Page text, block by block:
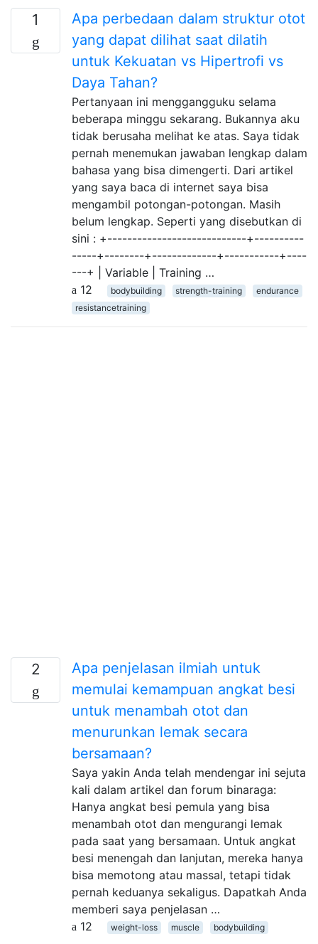
1
Apa perbedaan dalam struktur otot
yang dapat dilihat saat dilatih
untuk Kekuatan vs Hipertrofi vs
Daya Tahan?
Pertanyaan ini menggangguku selama
beberapa minggu sekarang. Bukannya aku
tidak berusaha melihat ke atas. Saya tidak
pernah menemukan jawaban lengkap dalam
bahasa yang bisa dimengerti. Dari artikel
yang saya baca di internet saya bisa
mengambil potongan-potongan. Masih
belum lengkap. Seperti yang disebutkan di
sini : +----------------------------+----------
-----+--------+-------------+-----------+----
---+ | Variable | Training …
12
bodybuilding strength-training
endurance
resistancetraining
2
Apa penjelasan ilmiah untuk
memulai kemampuan angkat besi
untuk menambah otot dan
menurunkan lemak secara
bersamaan?
Saya yakin Anda telah mendengar ini sejuta
kali dalam artikel dan forum binaraga:
Hanya angkat besi pemula yang bisa
menambah otot dan mengurangi lemak
pada saat yang bersamaan. Untuk angkat
besi menengah dan lanjutan, mereka hanya
bisa memotong atau massal, tetapi tidak
pernah keduanya sekaligus. Dapatkah Anda
memberi saya penjelasan …
12
weight-loss muscle bodybuilding